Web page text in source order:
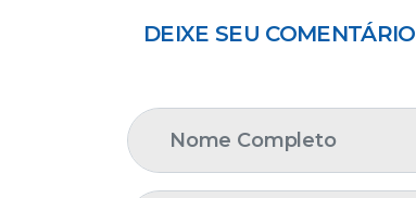
DEIXE SEU COMENTÁRIO